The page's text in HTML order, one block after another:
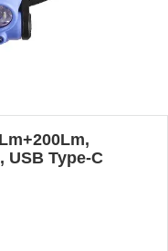
USB Type-C